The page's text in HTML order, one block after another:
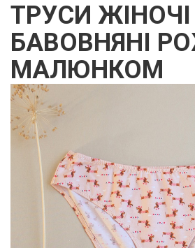
ТРУСИ
БАВОВНЯНІ
МАЛЮНКОМ